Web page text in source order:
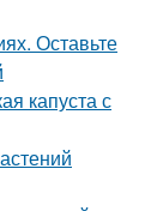
Оставьте
капуста с